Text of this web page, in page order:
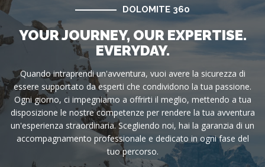
DOLOMITE 360
YOUR JOURNEY, OUR EXPERTISE.
EVERYDAY.
Quando intraprendi un'avventura, vuoi avere la sicurezza di
essere supportato da esperti che condividono la tua passione.
Ogni giorno, ci impegniamo a offrirti il meglio, mettendo a tua
disposizione le nostre competenze per rendere la tua avventura
un'esperienza straordinaria. Scegliendo noi, hai la garanzia di un
accompagnamento professionale e dedicato in ogni fase del
tuo percorso.